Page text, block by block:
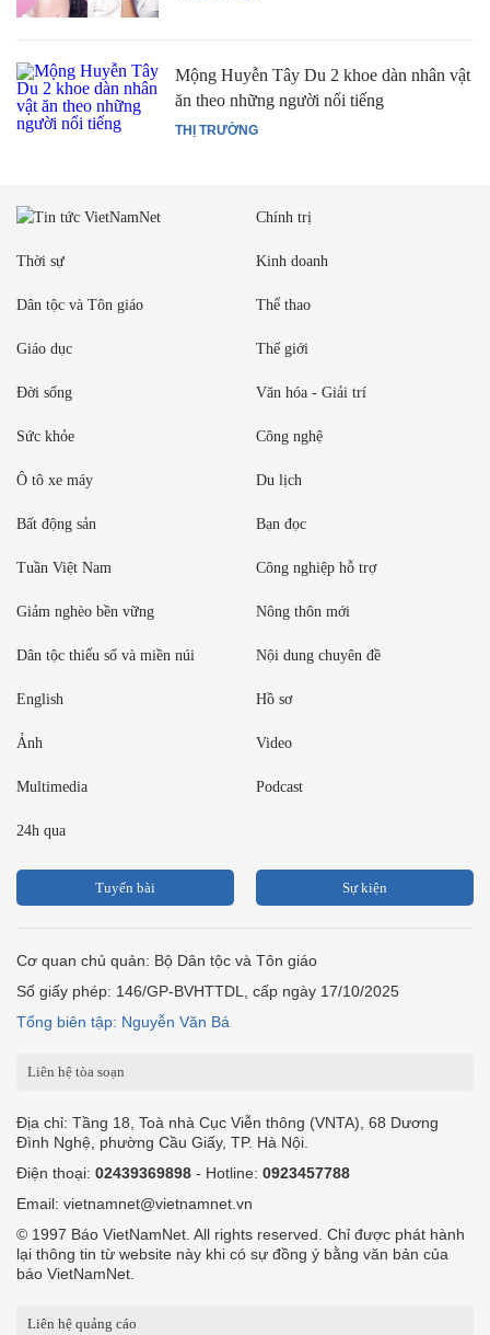
THỊ TRƯỜNG
Mộng Huyễn Tây Du 2 khoe dàn nhân vật
ăn theo những người nổi tiếng
Chính trị
Thời sự Kinh doanh
Dân tộc và Tôn giáo Thể thao
Giáo dục Thế giới
Đời sống Văn hóa - Giải trí
Sức khỏe Công nghệ
Ô tô xe máy Du lịch
Bất động sản Bạn đọc
Tuần Việt Nam Công nghiệp hỗ trợ
Giảm nghèo bền vững Nông thôn mới
Dân tộc thiểu số và miền núi Nội dung chuyên đề
English Hồ sơ
Ảnh Video
Multimedia Podcast
24h qua
Tuyến bài Sự kiện
Cơ quan chủ quản: Bộ Dân tộc và Tôn giáo
Số giấy phép: 146/GP-BVHTTDL, cấp ngày 17/10/2025
Tổng biên tập: Nguyễn Văn Bá
Liên hệ tòa soạn
Địa chỉ: Tầng 18, Toà nhà Cục Viễn thông (VNTA), 68 Dương
Đình Nghệ, phường Cầu Giấy, TP. Hà Nội.
Điện thoại: 02439369898 - Hotline: 0923457788
Email: vietnamnet@vietnamnet.vn
© 1997 Báo VietNamNet. All rights reserved. Chỉ được phát hành
lại thông tin từ website này khi có sự đồng ý bằng văn bản của
báo VietNamNet.
Liên hệ quảng cáo